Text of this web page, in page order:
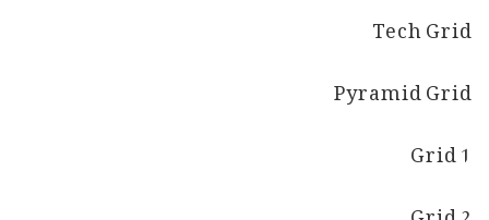
Tech Grid
Pyramid Grid
Grid 1